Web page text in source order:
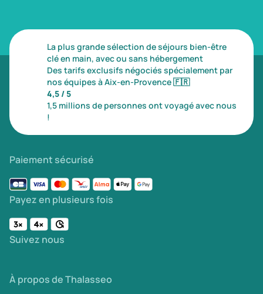
La plus grande sélection de séjours bien-être
clé en main, avec ou sans hébergement
Des tarifs exclusifs négociés spécialement par
nos équipes à Aix-en-Provence🇫🇷
4,5 / 5
1,5 millions de personnes ont voyagé avec nous
!
Paiement sécurisé
Payez en plusieurs fois
Suivez nous
À propos de Thalasseo